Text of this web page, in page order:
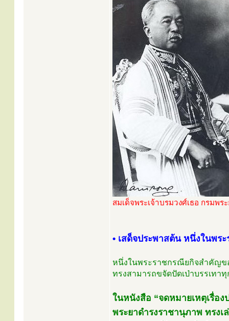
สมเด็จพระเจ้าบรมวงศ์เธอ กรมพ
• เสด็จประพาสต้น หนึ่งในพ
หนึ่งในพระราชกรณียกิจสำคัญข
ทรงสามารถขจัดปัดเป่าบรรเทา
ในหนังสือ “จดหมายเหตุเรื่อ
พระยาดำรงราชานุภาพ ทรงเ